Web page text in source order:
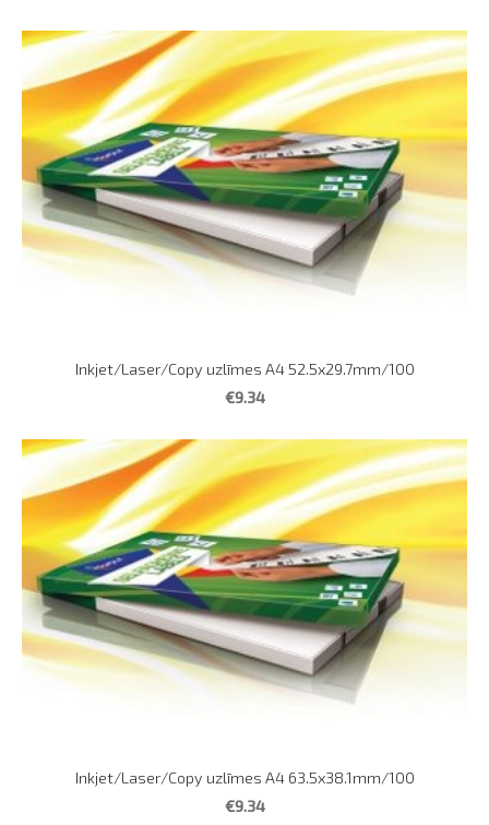
Inkjet/Laser/Copy uzlīmes A4 52.5x29.7mm/100
€9.34
Inkjet/Laser/Copy uzlīmes A4 63.5x38.1mm/100
€9.34